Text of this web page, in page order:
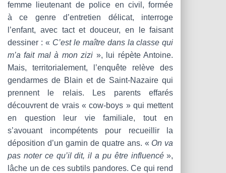
femme lieutenant de police en civil, formée
à ce genre d’entretien délicat, interroge
l’enfant, avec tact et douceur, en le faisant
dessiner : « C’est le maître dans la classe qui
m’a fait mal à mon zizi », lui répète Antoine.
Mais, territorialement, l’enquête relève des
gendarmes de Blain et de Saint-Nazaire qui
prennent le relais. Les parents effarés
découvrent de vrais « cow-boys » qui mettent
en question leur vie familiale, tout en
s’avouant incompétents pour recueillir la
déposition d’un gamin de quatre ans. « On va
pas noter ce qu’il dit, il a pu être influencé»,
lâche un de ces subtils pandores. Ce qui rend